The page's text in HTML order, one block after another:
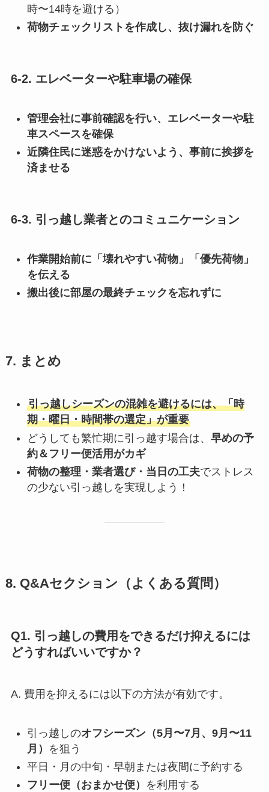
時〜14時を避ける）
荷物チェックリストを作成し、抜け漏れを防ぐ
6-2. エレベーターや駐車場の確保
管理会社に事前確認を行い、エレベーターや駐
車スペースを確保
近隣住民に迷惑をかけないよう、事前に挨拶を
済ませる
6-3. 引っ越し業者とのコミュニケーション
作業開始前に「壊れやすい荷物」「優先荷物」
を伝える
搬出後に部屋の最終チェックを忘れずに
7. まとめ
引っ越しシーズンの混雑を避けるには、「時
期・曜日・時間帯の選定」が重要
どうしても繁忙期に引っ越す場合は、 早めの予
約＆フリー便活用がカギ
荷物の整理・業者選び・当日の工夫でストレス
の少ない引っ越しを実現しよう！
8. Q&Aセクション（よくある質問）
Q1. 引っ越しの費用をできるだけ抑えるには
どうすればいいですか？
A. 費用を抑えるには以下の方法が有効です。
引っ越しのオフシーズン（5月〜7月、9月〜11
月）
を狙う
平日・月の中旬・早朝または夜間に予約する
フリー便（おまかせ便）
を利用する